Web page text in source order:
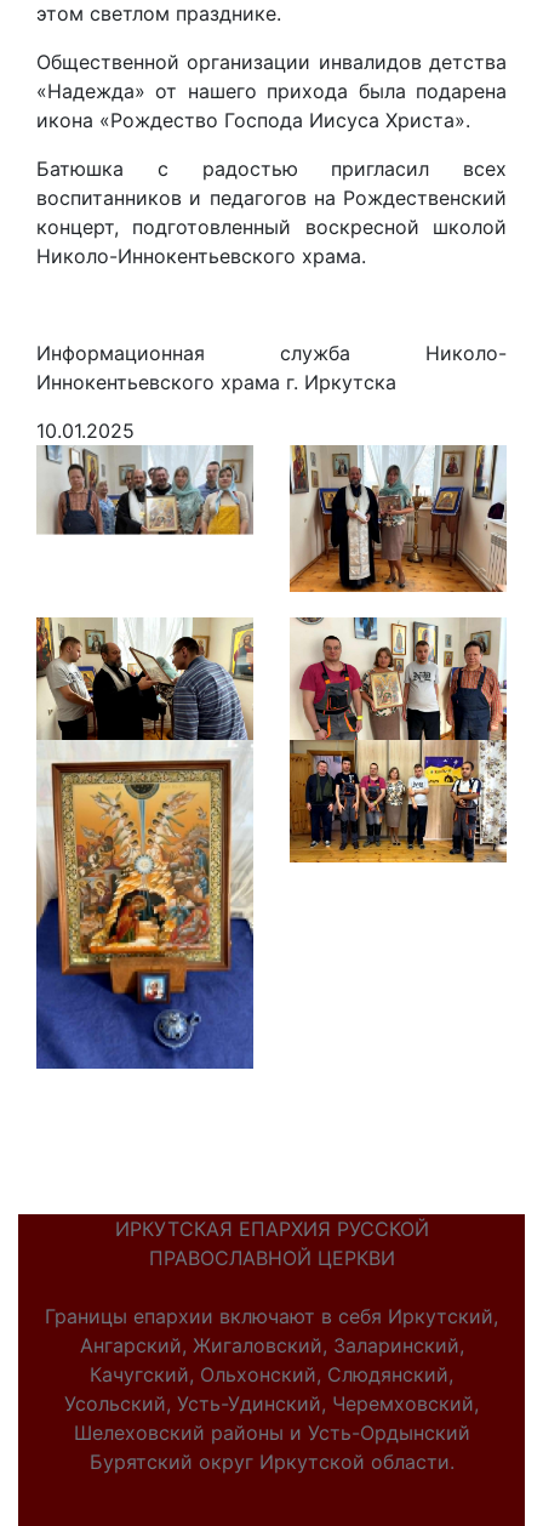
этом светлом празднике.
Общественной организации инвалидов детства
«Надежда» от нашего прихода была подарена
икона «Рождество Господа Иисуса Христа».
Батюшка с радостью пригласил всех
воспитанников и педагогов на Рождественский
концерт, подготовленный воскресной школой
Николо-Иннокентьевского храма.
Информационная служба Николо-
Иннокентьевского храма г. Иркутска
10.01.2025
ИРКУТСКАЯ ЕПАРХИЯ РУССКОЙ
ПРАВОСЛАВНОЙ ЦЕРКВИ
Границы епархии включают в себя Иркутский,
Ангарский, Жигаловский, Заларинский,
Качугский, Ольхонский, Слюдянский,
Усольский, Усть-Удинский, Черемховский,
Шелеховский районы и Усть-Ордынский
Бурятский округ Иркутской области.